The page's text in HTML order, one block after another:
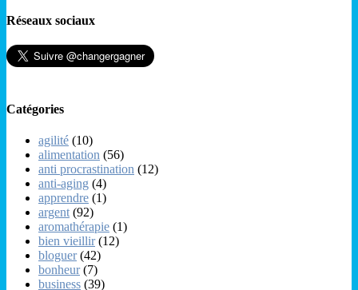
Réseaux sociaux
Catégories
agilité (10)
alimentation (56)
anti procrastination (12)
anti-aging (4)
apprendre (1)
argent (92)
aromathérapie (1)
bien vieillir(12)
bloguer(42)
bonheur(7)
business (39)